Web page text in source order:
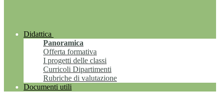
Didattica
Panoramica
Offerta formativa
I progetti delle classi
Curricoli Dipartimenti
Rubriche di valutazione
Documenti utili